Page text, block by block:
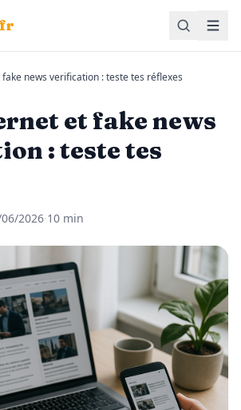
news verification : teste tes réflexes
et fake news
: teste tes
2026·10 min